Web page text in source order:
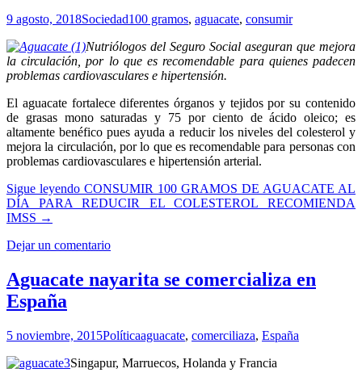
9 agosto, 2018Sociedad100 gramos, aguacate, consumir
Nutriólogos del Seguro Social aseguran que mejora
la circulación, por lo que es recomendable para quienes padecen
problemas cardiovasculares e hipertensión.
El aguacate fortalece diferentes órganos y tejidos por su contenido
de grasas mono saturadas y 75 por ciento de ácido oleico; es
altamente benéfico pues ayuda a reducir los niveles del colesterol y
mejora la circulación, por lo que es recomendable para personas con
problemas cardiovasculares e hipertensión arterial.
Sigue leyendo CONSUMIR 100 GRAMOS DE AGUACATE AL
DÍA PARA REDUCIR EL COLESTEROL RECOMIENDA
IMSS →
Dejar un comentario
Aguacate nayarita se comercializa en
España
5 noviembre, 2015Políticaaguacate, comerciliaza, España
Singapur, Marruecos, Holanda y Francia